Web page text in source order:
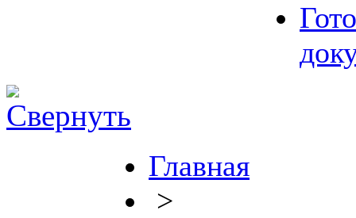
Главная
>